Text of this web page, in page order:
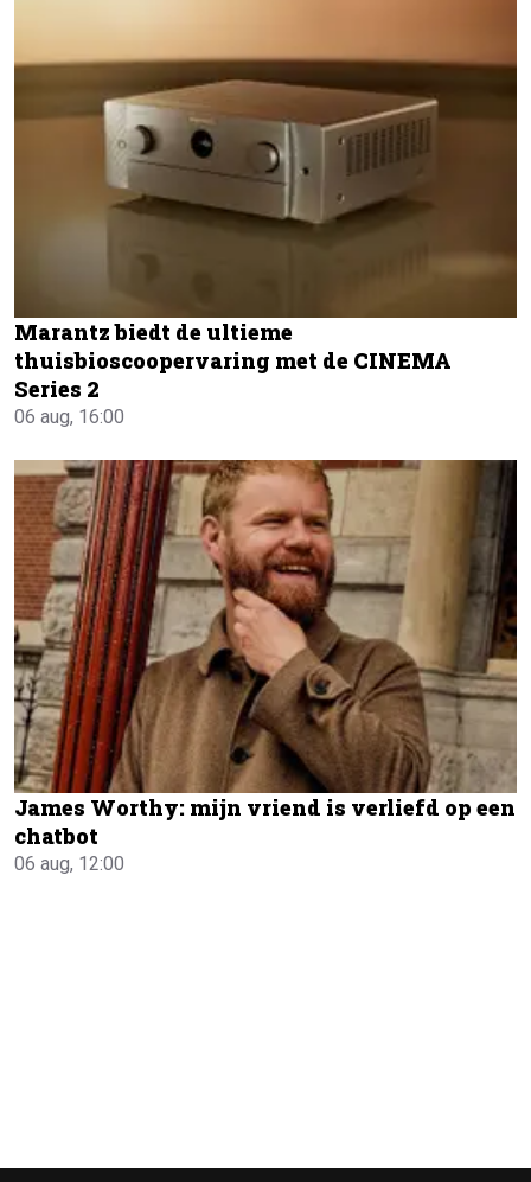
Marantz biedt de ultieme
thuisbioscoopervaring met de CINEMA
Series 2
06 aug, 16:00
James Worthy: mijn vriend is verliefd op een
chatbot
06 aug, 12:00